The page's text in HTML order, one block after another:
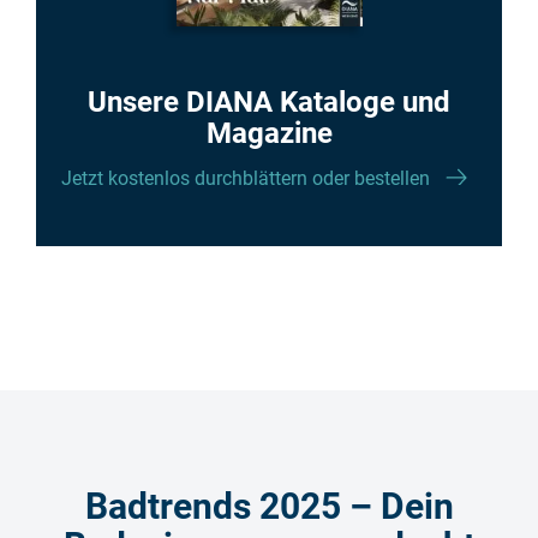
Unsere DIANA Kataloge und
Magazine
Jetzt kostenlos durchblättern oder bestellen
Badtrends 2025 – Dein